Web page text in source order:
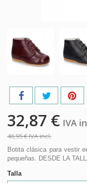
32,87 € IVA
46,95 €IVA incl.
Botita clásica para vestir
pequeñas. DESDE LA
Talla